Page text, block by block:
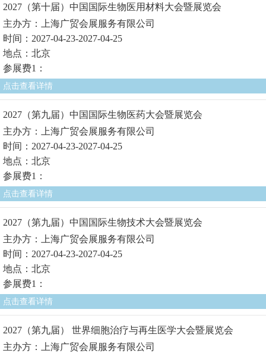
2027（第十届）中国国际生物医用材料大会暨展览会
主办方：上海广贸会展服务有限公司
时间：2027-04-23-2027-04-25
地点：北京
参展费1：
点击查看详情
2027（第九届）中国国际生物医药大会暨展览会
主办方：上海广贸会展服务有限公司
时间：2027-04-23-2027-04-25
地点：北京
参展费1：
点击查看详情
2027（第九届）中国国际生物技术大会暨展览会
主办方：上海广贸会展服务有限公司
时间：2027-04-23-2027-04-25
地点：北京
参展费1：
点击查看详情
2027（第九届） 世界细胞治疗与再生医学大会暨展览会
主办方：上海广贸会展服务有限公司